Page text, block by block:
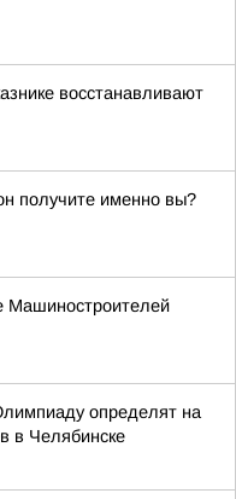
восстанавливают
получите именно вы?
Машиностроителей
определят на
в Челябинске